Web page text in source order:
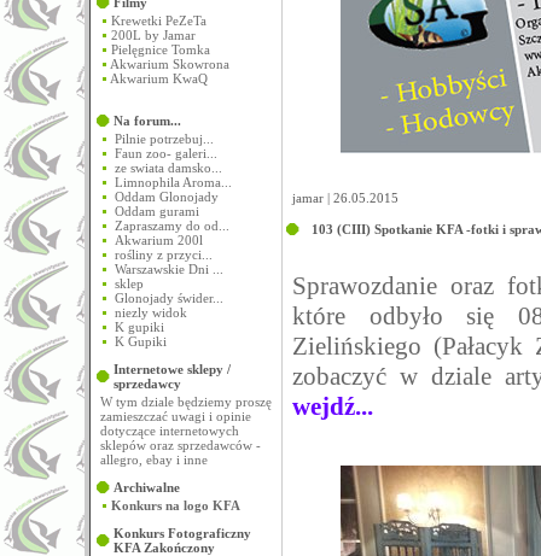
Krewetki PeZeTa
200L by Jamar
Pielęgnice Tomka
Akwarium Skowrona
Akwarium KwaQ
Na forum...
Pilnie potrzebuj...
Faun zoo- galeri...
ze swiata damsko...
Limnophila Aroma...
Oddam Glonojady
Oddam gurami
Zapraszamy do od...
Akwarium 200l
rośliny z przyci...
Warszawskie Dni ...
sklep
Glonojady świder...
niezly widok
K gupiki
K Gupiki
Internetowe sklepy /
sprzedawcy
W tym dziale będziemy proszę
zamieszczać uwagi i opinie
dotyczące internetowych
sklepów oraz sprzedawców -
allegro, ebay i inne
Archiwalne
Konkurs na logo KFA
Konkurs Fotograficzny
KFA Zakończony
jamar | 26.05.2015
103 (CIII) Spotkanie KFA -fotki i
Sprawozdanie oraz
które odbyło się
Zielińskiego
zobaczyć w dziale
wejdź...